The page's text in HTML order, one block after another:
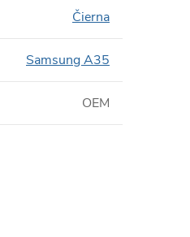
Čierna
Samsung A35
OEM